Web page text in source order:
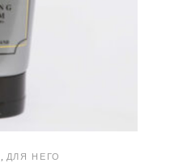
ДЛЯ НЕГО